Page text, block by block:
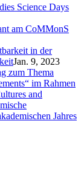
Science Days
am CoMMonS
in der
Jan. 9, 2023
zum Thema
im Rahmen
and
Jahres